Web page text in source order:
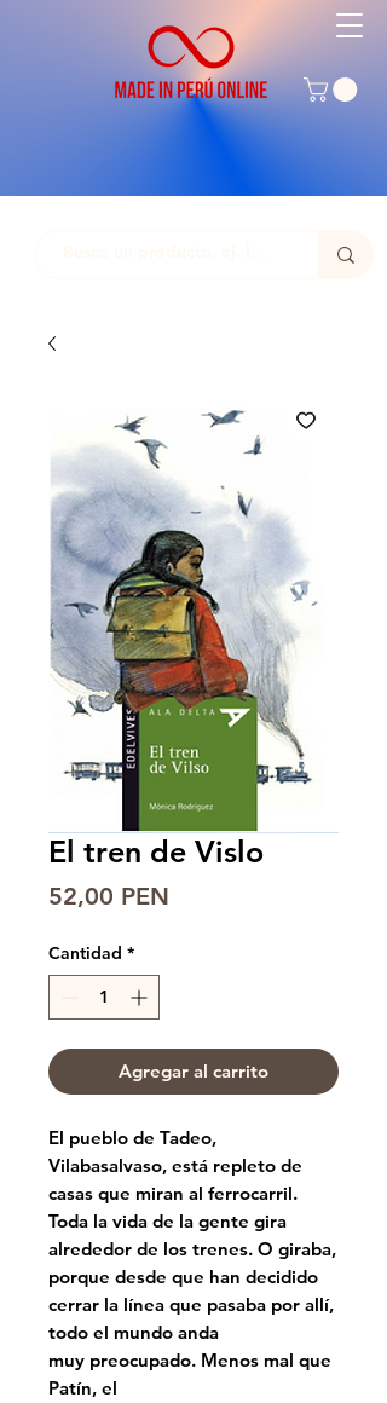
El tren de Vislo
52,00 PEN
Cantidad *
Agregar al carrito
El pueblo de Tadeo,
Vilabasalvaso, está repleto de
casas que miran al ferrocarril.
Toda la vida de la gente gira
alrededor de los trenes. O giraba,
porque desde que han decidido
cerrar la línea que pasaba por allí,
todo el mundo anda
muy preocupado. Menos mal que
Patín, el